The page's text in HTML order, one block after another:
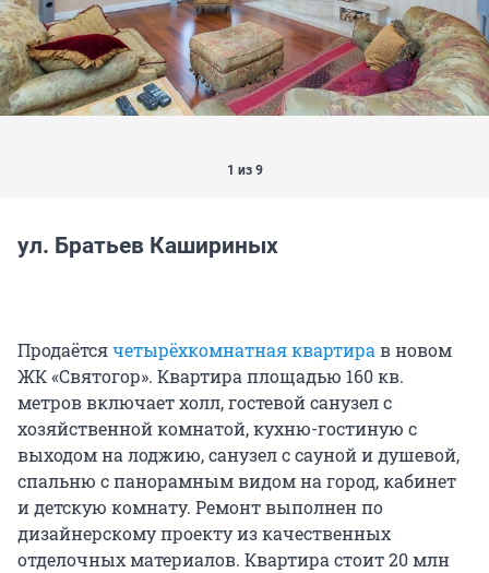
1 из 9
ул. Братьев Кашириных
Продаётсячетырёхкомнатная квартирав новом
ЖК «Святогор». Квартира площадью 160 кв.
метров включает холл, гостевой санузел с
хозяйственной комнатой, кухню-гостиную с
выходом на лоджию, санузел с сауной и душевой,
спальню с панорамным видом на город, кабинет
и детскую комнату. Ремонт выполнен по
дизайнерскому проекту из качественных
отделочных материалов. Квартира стоит 20 млн